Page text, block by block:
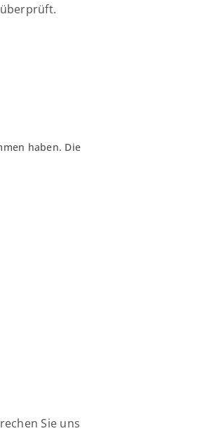
haben. Die
Sie uns